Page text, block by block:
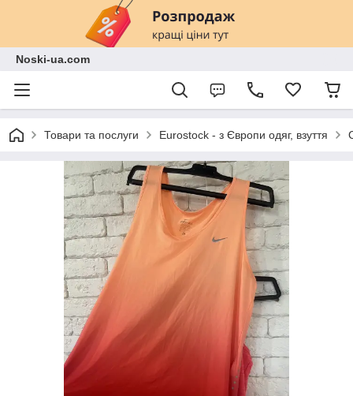
Noski-ua.com
Товари та послуги Eurostock - з Європи одяг, взуття